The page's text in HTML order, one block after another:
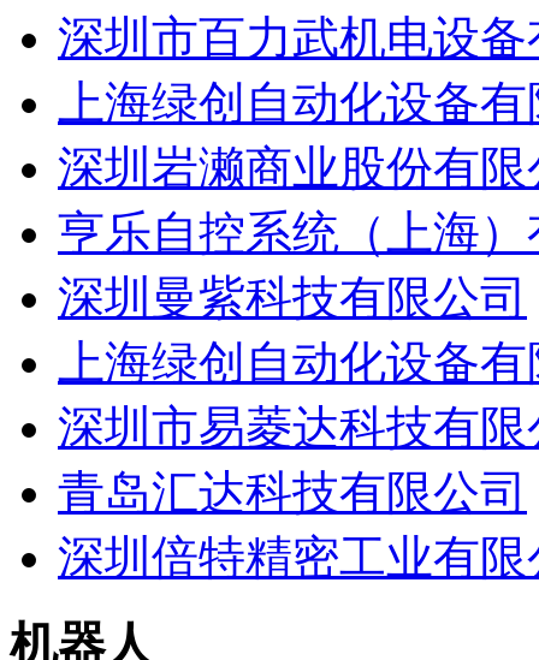
深圳市百力武机电设
上海绿创自动化设备
深圳岩濑商业股份有限
亨乐自控系统（上海
深圳曼紫科技有限公司
上海绿创自动化设备
深圳市易菱达科技有限
青岛汇达科技有限公司
深圳倍特精密工业有限
机器人